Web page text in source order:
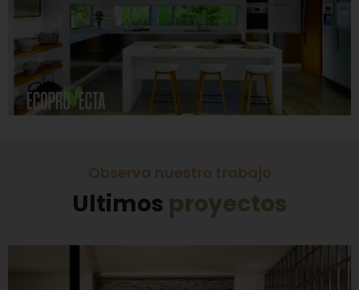
Observa nuestro trabajo
Ultimos proyectos